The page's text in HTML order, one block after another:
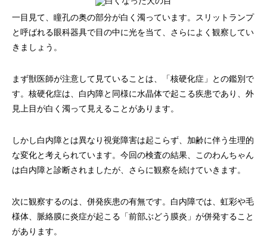
一目見て、瞳孔の奥の部分が白く濁っています。スリットランプ
と呼ばれる眼科器具で目の中に光を当て、さらによく観察してい
きましょう。
まず獣医師が注意して見ていることは、「核硬化症」との鑑別で
す。核硬化症は、白内障と同様に水晶体で起こる疾患であり、外
見上目が白く濁って見えることがあります。
しかし白内障とは異なり視覚障害は起こらず、加齢に伴う生理的
な変化と考えられています。今回の検査の結果、このわんちゃん
は白内障と診断されましたが、さらに観察を続けていきます。
次に観察するのは、併発疾患の有無です。白内障では、虹彩や毛
様体、脈絡膜に炎症が起こる「前部ぶどう膜炎」が併発すること
があります。